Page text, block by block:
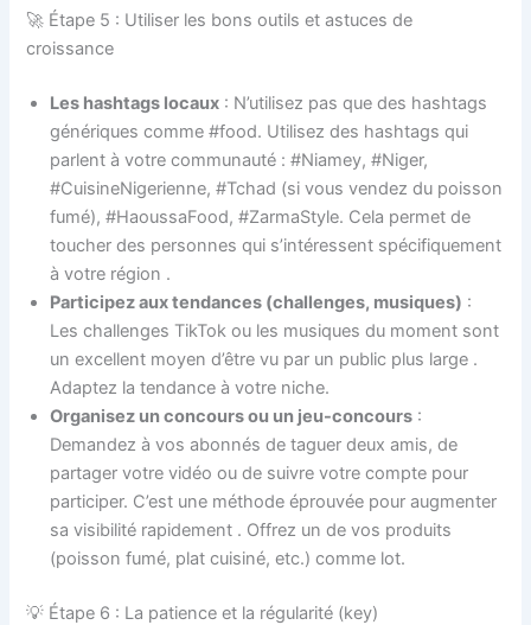
🚀 Étape 5 : Utiliser les bons outils et astuces de
croissance
Les hashtags locaux : N’utilisez pas que des hashtags
génériques comme #food. Utilisez des hashtags qui
parlent à votre communauté : #Niamey, #Niger,
#CuisineNigerienne, #Tchad (si vous vendez du poisson
fumé), #HaoussaFood, #ZarmaStyle. Cela permet de
toucher des personnes qui s’intéressent spécifiquement
à votre région .
Participez aux tendances (challenges, musiques) :
Les challenges TikTok ou les musiques du moment sont
un excellent moyen d’être vu par un public plus large .
Adaptez la tendance à votre niche.
Organisez un concours ou un jeu-concours :
Demandez à vos abonnés de taguer deux amis, de
partager votre vidéo ou de suivre votre compte pour
participer. C’est une méthode éprouvée pour augmenter
sa visibilité rapidement . Offrez un de vos produits
(poisson fumé, plat cuisiné, etc.) comme lot.
💡 Étape 6 : La patience et la régularité (key)